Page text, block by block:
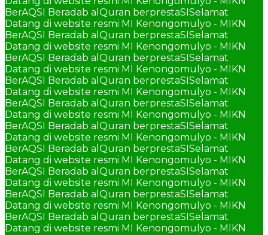
BerAQSI Beradab alQuran berprestaSISelamat
Datang di website resmi MI Kenongomulyo - MIKN
BerAQSI Beradab alQuran berprestaSISelamat
Datang di website resmi MI Kenongomulyo - MIKN
BerAQSI Beradab alQuran berprestaSISelamat
Datang di website resmi MI Kenongomulyo - MIKN
BerAQSI Beradab alQuran berprestaSISelamat
Datang di website resmi MI Kenongomulyo - MIKN
BerAQSI Beradab alQuran berprestaSISelamat
Datang di website resmi MI Kenongomulyo - MIKN
BerAQSI Beradab alQuran berprestaSISelamat
Datang di website resmi MI Kenongomulyo - MIKN
BerAQSI Beradab alQuran berprestaSISelamat
Datang di website resmi MI Kenongomulyo - MIKN
BerAQSI Beradab alQuran berprestaSISelamat
Datang di website resmi MI Kenongomulyo - MIKN
BerAQSI Beradab alQuran berprestaSISelamat
Datang di website resmi MI Kenongomulyo - MIKN
BerAQSI Beradab alQuran berprestaSISelamat
Datang di website resmi MI Kenongomulyo - MIKN